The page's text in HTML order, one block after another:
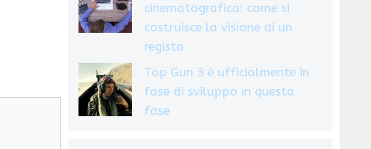
cinematografica: come si
costruisce la visione di un
regista
Top Gun 3 è ufficialmente in
fase di sviluppo in questa
fase